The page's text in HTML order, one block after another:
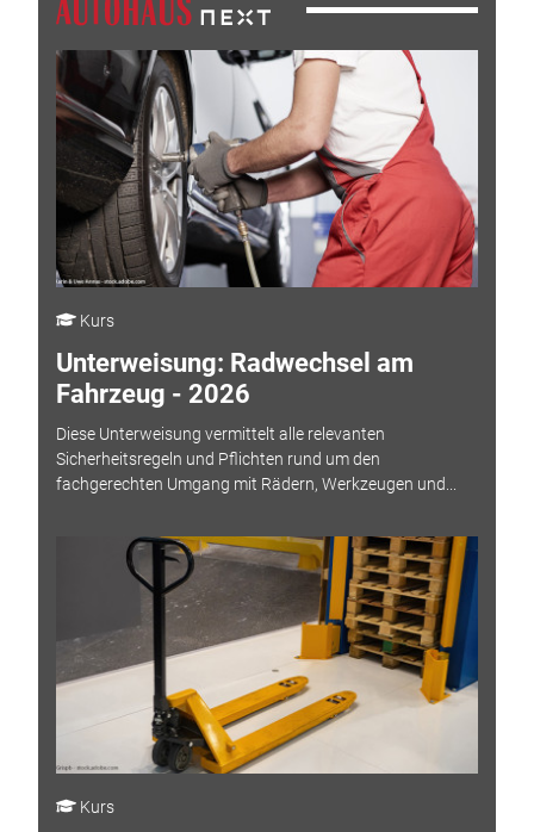
Kurs
Unterweisung: Radwechsel am
Fahrzeug - 2026
Diese Unterweisung vermittelt alle relevanten
Sicherheitsregeln und Pflichten rund um den
fachgerechten Umgang mit Rädern, Werkzeugen und...
Kurs